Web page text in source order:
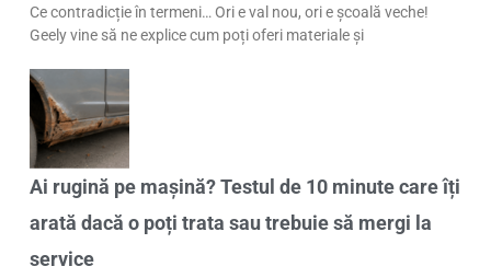
Ce contradicție în termeni… Ori e val nou, ori e școală veche!
Geely vine să ne explice cum poți oferi materiale și
Ai rugină pe mașină? Testul de 10 minute care îți
arată dacă o poți trata sau trebuie să mergi la
service